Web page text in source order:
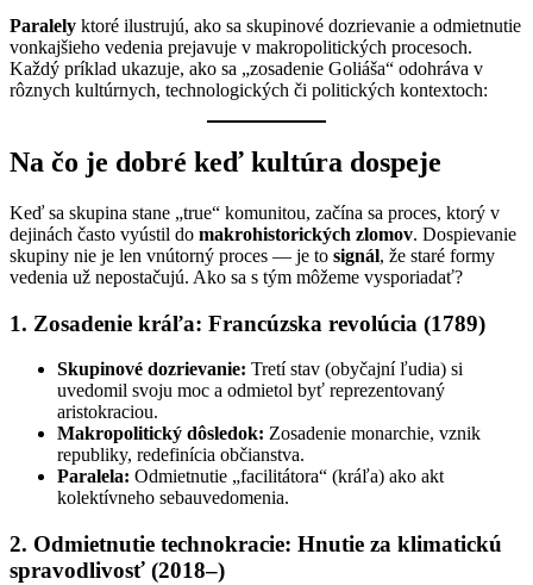
Paralely ktoré ilustrujú, ako sa skupinové dozrievanie a odmietnutie
vonkajšieho vedenia prejavuje v makropolitických procesoch.
Každý príklad ukazuje, ako sa „zosadenie Goliáša“ odohráva v
rôznych kultúrnych, technologických či politických kontextoch:
Na čo je dobré keď kultúra dospeje
Keď sa skupina stane „true“ komunitou, začína sa proces, ktorý v
dejinách často vyústil do makrohistorických zlomov. Dospievanie
skupiny nie je len vnútorný proces — je to signál, že staré formy
vedenia už nepostačujú. Ako sa s tým môžeme vysporiadať?
1. Zosadenie kráľa: Francúzska revolúcia (1789)
Skupinové dozrievanie: Tretí stav (obyčajní ľudia) si
uvedomil svoju moc a odmietol byť reprezentovaný
aristokraciou.
Makropolitický dôsledok: Zosadenie monarchie, vznik
republiky, redefinícia občianstva.
Paralela: Odmietnutie „facilitátora“ (kráľa) ako akt
kolektívneho sebauvedomenia.
2. Odmietnutie technokracie: Hnutie za klimatickú
spravodlivosť (2018–)